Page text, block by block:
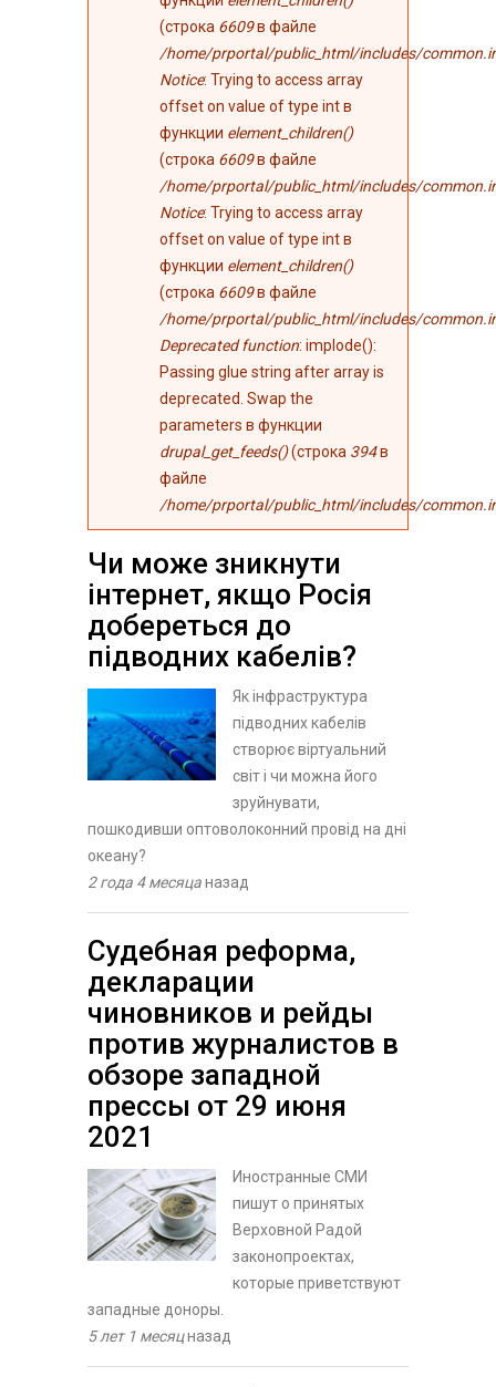
(строка 6609в файле
/home/prportal/public_html/includes/
Notice: Trying to access array
offset on value of type int в
функции element_children()
(строка 6609в файле
/home/prportal/public_html/includes/
Notice: Trying to access array
offset on value of type int в
функции element_children()
(строка 6609в файле
/home/prportal/public_html/includes/
Deprecated function: implode():
Passing glue string after array is
deprecated. Swap the
parameters в функции
drupal_get_feeds()(строка 394в
файле
/home/prportal/public_html/includes/
Чи може зникнути
інтернет, якщо Росія
добереться до
підводних кабелів?
Як інфраструктура
підводних кабелів
створює віртуальний
світ і чи можна його
зруйнувати,
пошкодивши оптоволоконний провід на дні
океану?
2 года 4 месяцаназад
Судебная реформа,
декларации
чиновников и рейды
против журналистов в
обзоре западной
прессы от 29 июня
2021
Иностранные СМИ
пишут о принятых
Верховной Радой
законопроектах,
которые приветствуют
западные доноры.
5 лет 1 месяцназад